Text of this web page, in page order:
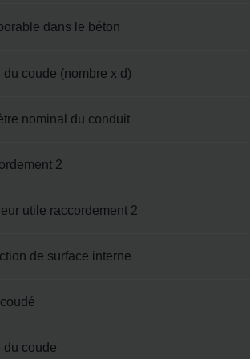
Zehnder Group Nederland bv:
Zehnder Group Schweiz AG:
Zehnder Group UK Limited:
dans le béton
du coude (nombre x d)
nominal du conduit
2
utile raccordement 2
de surface interne
coudé
du coude